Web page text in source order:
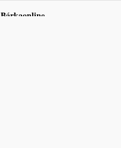
Bárkaonline